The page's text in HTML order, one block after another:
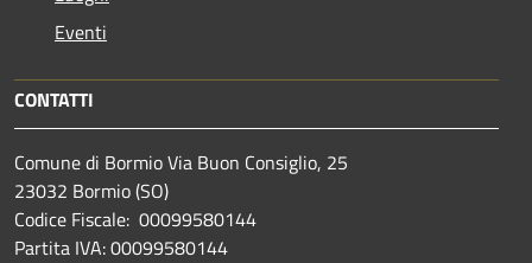
Eventi
CONTATTI
Comune di Bormio Via Buon Consiglio, 25
23032 Bormio (SO)
Codice Fiscale: 00099580144
Partita IVA: 00099580144